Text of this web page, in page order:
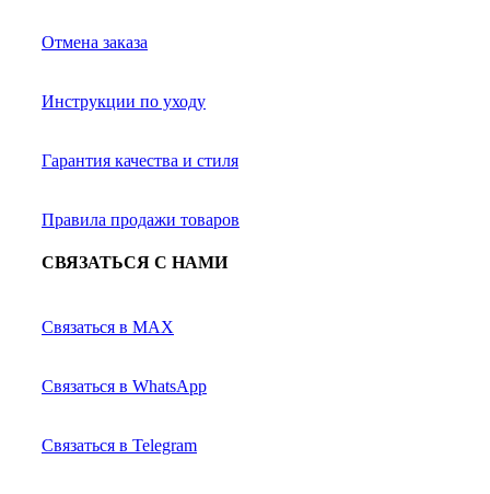
Отмена заказа
Инструкции по уходу
Гарантия качества и стиля
Правила продажи товаров
СВЯЗАТЬСЯ С НАМИ
Связаться в MAX
Связаться в WhatsApp
Связаться в Telegram